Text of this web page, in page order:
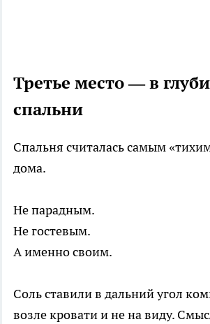
Третье место — в
спальни
Спальня считалась самым
дома.
Не парадным.
Не гостевым.
А именно своим.
Соль ставили в дальний угол
возле кровати и не на виду.